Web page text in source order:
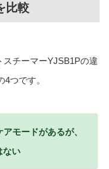
比較
スチーマーYJSB1Pの違
つです。
モードがあるが、
ない